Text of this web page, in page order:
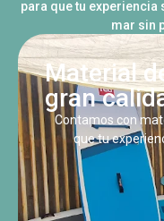
para que tu
mar sin
Material
gran
Contamos con
que tu